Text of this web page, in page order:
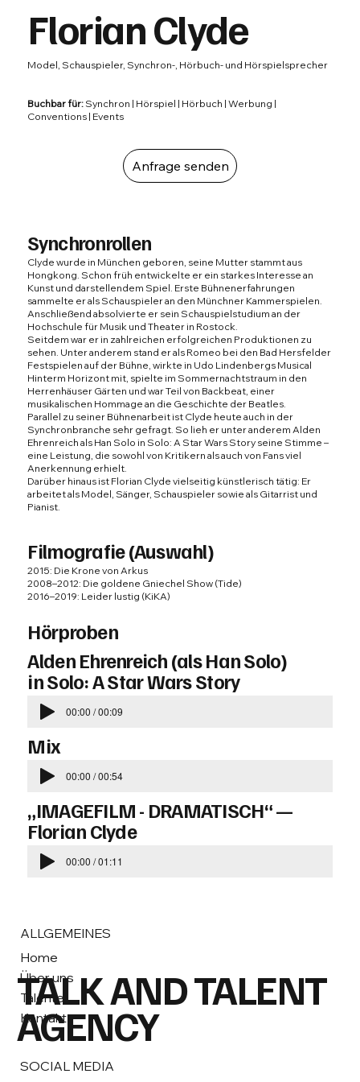
Florian Clyde
Model, Schauspieler, Synchron-, Hörbuch- und Hörspielsprecher
Buchbar für: Synchron | Hörspiel | Hörbuch | Werbung |
Conventions | Events
Anfrage senden
Synchronrollen
Clyde wurde in München geboren, seine Mutter stammt aus
Hongkong. Schon früh entwickelte er ein starkes Interesse an
Kunst und darstellendem Spiel. Erste Bühnenerfahrungen
sammelte er als Schauspieler an den Münchner Kammerspielen.
Anschließend absolvierte er sein Schauspielstudium an der
Hochschule für Musik und Theater in Rostock.
Seitdem war er in zahlreichen erfolgreichen Produktionen zu
sehen. Unter anderem stand er als Romeo bei den Bad Hersfelder
Festspielen auf der Bühne, wirkte in Udo Lindenbergs Musical
Hinterm Horizont mit, spielte im Sommernachtstraum in den
Herrenhäuser Gärten und war Teil von Backbeat, einer
musikalischen Hommage an die Geschichte der Beatles.
Parallel zu seiner Bühnenarbeit ist Clyde heute auch in der
Synchronbranche sehr gefragt. So lieh er unter anderem Alden
Ehrenreich als Han Solo in Solo: A Star Wars Story seine Stimme –
eine Leistung, die sowohl von Kritikern als auch von Fans viel
Anerkennung erhielt.
Darüber hinaus ist Florian Clyde vielseitig künstlerisch tätig: Er
arbeitet als Model, Sänger, Schauspieler sowie als Gitarrist und
Pianist.
Filmografie (Auswahl)
2015: Die Krone von Arkus
2008–2012: Die goldene Gniechel Show (Tide)
2016–2019: Leider lustig (KiKA)
Hörproben
Alden Ehrenreich(als Han Solo)
inSolo: A Star Wars Story
00:00 / 00:09
Mix
00:00 / 00:54
„IMAGEFILM - DRAMATISCH“ —
Florian Clyde
00:00 / 01:11
TALK AND TALENT
AGENCY
ALLGEMEINES
Home
Über uns
Talente
Kontakt
SOCIAL MEDIA